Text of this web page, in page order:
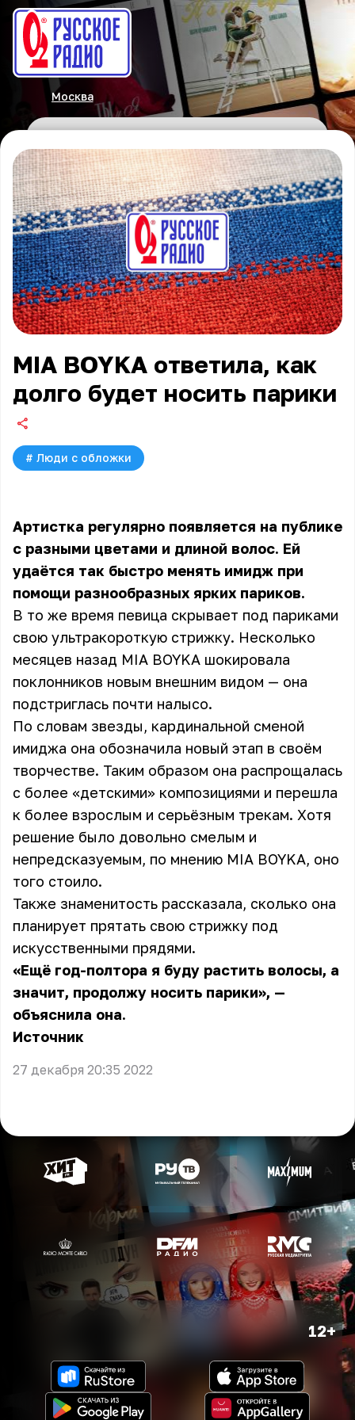
Москва
MIA BOYKA ответила, как
долго будет носить парики
# Люди с обложки
Артистка регулярно появляется на публике
с разными цветами и длиной волос. Ей
удаётся так быстро менять имидж при
помощи разнообразных ярких париков.
В то же время певица скрывает под париками
свою ультракороткую стрижку. Несколько
месяцев назад MIA BOYKA шокировала
поклонников новым внешним видом — она
подстриглась почти налысо.
По словам звезды, кардинальной сменой
имиджа она обозначила новый этап в своём
творчестве. Таким образом она распрощалась
с более «детскими» композициями и перешла
к более взрослым и серьёзным трекам. Хотя
решение было довольно смелым и
непредсказуемым, по мнению MIA BOYKA, оно
того стоило.
Также знаменитость рассказала, сколько она
планирует прятать свою стрижку под
искусственными прядями.
«Ещё год-полтора я буду растить волосы, а
значит, продолжу носить парики», —
объяснила она.
Источник
27 декабря 20:35 2022
12+